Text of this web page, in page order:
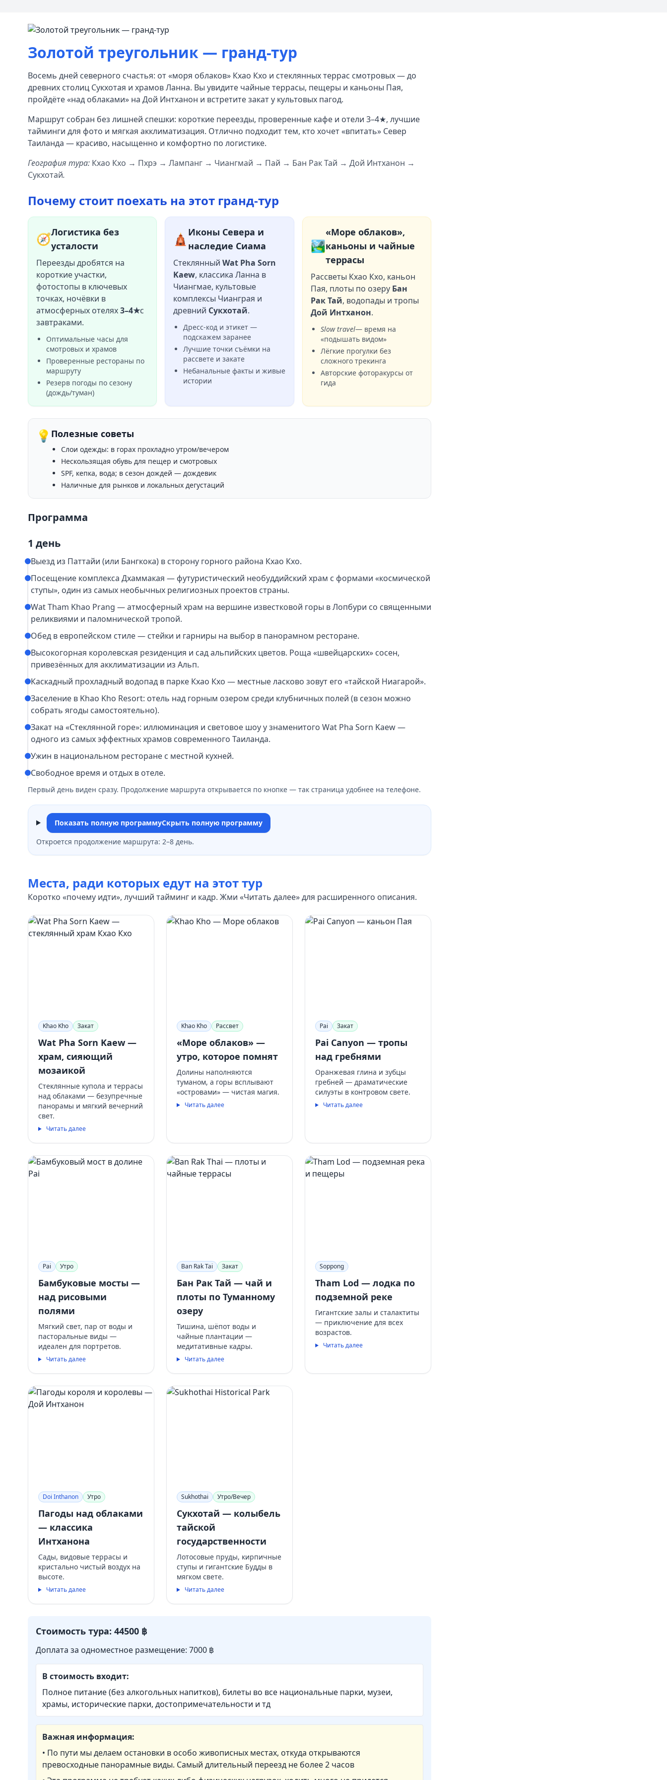
Золотой треугольник — гранд-тур
Восемь дней северного счастья: от «моря облаков» Кхао Кхо и стеклянных террас смотровых — до
древних столиц Сукхотая и храмов Ланна. Вы увидите чайные террасы, пещеры и каньоны Пая,
пройдёте «над облаками» на Дой Интханон и встретите закат у культовых пагод.
Маршрут собран без лишней спешки: короткие переезды, проверенные кафе и отели 3–4★, лучшие
тайминги для фото и мягкая акклиматизация. Отлично подходит тем, кто хочет «впитать» Север
Таиланда — красиво, насыщенно и комфортно по логистике.
География тура: Кхао Кхо → Пхрэ → Лампанг → Чиангмай → Пай → Бан Рак Тай → Дой Интханон →
Сукхотай.
Почему стоит поехать на этот гранд-тур
🧭Логистика без
усталости
Переезды дробятся на
короткие участки,
фотостопы в ключевых
точках, ночёвки в
атмосферных отелях3–4★с
завтраками.
Оптимальные часы для
смотровых и храмов
Проверенные рестораны по
маршруту
Резерв погоды по сезону
(дождь/туман)
🛕 Иконы Севера и
наследие Сиама
СтеклянныйWat Pha Sorn
Kaew, классика Ланна в
Чиангмае, культовые
комплексы Чианграя и
древний Сукхотай.
Дресс-код и этикет —
подскажем заранее
Лучшие точки съёмки на
рассвете и закате
Небанальные факты и живые
истории
🏞️
«Море облаков»,
каньоны и чайные
террасы
Рассветы Кхао Кхо, каньон
Пая, плоты по озеру Бан
Рак Тай, водопады и тропы
Дой Интханон.
Slow travel— время на
«подышать видом»
Лёгкие прогулки без
сложного трекинга
Авторские фоторакурсы от
гида
💡 Полезные советы
Слои одежды: в горах прохладно утром/вечером
Нескользящая обувь для пещер и смотровых
SPF, кепка, вода; в сезон дождей — дождевик
Наличные для рынков и локальных дегустаций
Программа
1 день
Выезд из Паттайи (или Бангкока) в сторону горного района Кхао Кхо.
Посещение комплекса Дхаммакая — футуристический необуддийский храм с формами «космической
ступы», один из самых необычных религиозных проектов страны.
Wat Tham Khao Prang — атмосферный храм на вершине известковой горы в Лопбури со священными
реликвиями и паломнической тропой.
Обед в европейском стиле — стейки и гарниры на выбор в панорамном ресторане.
Высокогорная королевская резиденция и сад альпийских цветов. Роща «швейцарских» сосен,
привезённых для акклиматизации из Альп.
Каскадный прохладный водопад в парке Кхао Кхо — местные ласково зовут его «тайской Ниагарой».
Заселение в Khao Kho Resort: отель над горным озером среди клубничных полей (в сезон можно
собрать ягоды самостоятельно).
Закат на «Стеклянной горе»: иллюминация и световое шоу у знаменитого Wat Pha Sorn Kaew —
одного из самых эффектных храмов современного Таиланда.
Ужин в национальном ресторане с местной кухней.
Свободное время и отдых в отеле.
Первый день виден сразу. Продолжение маршрута открывается по кнопке — так страница удобнее на телефоне.
Показать полную программуСкрыть полную программу
Откроется продолжение маршрута: 2–8 день.
Места, ради которых едут на этот тур
Коротко «почему идти», лучший тайминг и кадр. Жми «Читать далее» для расширенного описания.
Khao Kho Закат
Wat Pha Sorn Kaew —
храм, сияющий
мозаикой
Стеклянные купола и террасы
над облаками — безупречные
панорамы и мягкий вечерний
свет.
Читать далее
Khao Kho Рассвет
«Море облаков» —
утро, которое помнят
Долины наполняются
туманом, а горы всплывают
«островами» — чистая магия.
Читать далее
Pai Закат
Pai Canyon — тропы
над гребнями
Оранжевая глина и зубцы
гребней — драматические
силуэты в контровом свете.
Читать далее
Pai Утро
Бамбуковые мосты —
над рисовыми
полями
Мягкий свет, пар от воды и
пасторальные виды —
идеален для портретов.
Читать далее
Ban Rak Tai Закат
Бан Рак Тай — чай и
плоты по Туманному
озеру
Тишина, шёпот воды и
чайные плантации —
медитативные кадры.
Читать далее
Soppong
Tham Lod — лодка по
подземной реке
Гигантские залы и сталактиты
— приключение для всех
возрастов.
Читать далее
Doi Inthanon Утро
Пагоды над облаками
— классика
Интханона
Сады, видовые террасы и
кристально чистый воздух на
высоте.
Читать далее
Sukhothai Утро/Вечер
Сукхотай — колыбель
тайской
государственности
Лотосовые пруды, кирпичные
ступы и гигантские Будды в
мягком свете.
Читать далее
Стоимость тура: 44500 ฿
Доплата за одноместное размещение: 7000 ฿
В стоимость входит:
Полное питание (без алкогольных напитков), билеты во все национальные парки, музеи,
храмы, исторические парки, достопримечательности и тд
Важная информация:
• По пути мы делаем остановки в особо живописных местах, откуда открываются
превосходные панорамные виды. Самый длительный переезд не более 2 часов